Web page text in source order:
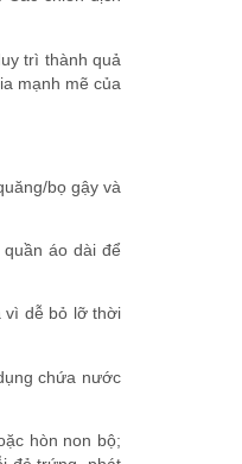
trì thành quả
mạnh mẽ của
bọ gậy và
áo dài để
vì dễ bỏ lỡ thời
chứa nước
hòn non bộ;